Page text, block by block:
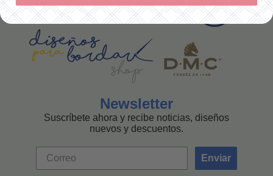
Newsletter
Suscríbete ahora y recibe noticias, diseños
nuevos y descuentos.
Enviar